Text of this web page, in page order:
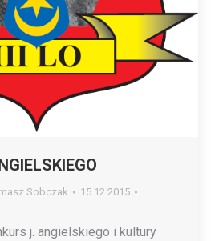
Sobczak
15.12.2015
j. angielskiego i kultury